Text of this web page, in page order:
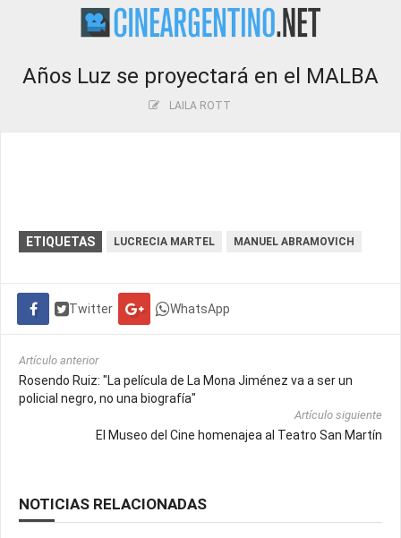
Años Luz se proyectará en el MALBA
LAILA ROTT
ETIQUETAS LUCRECIA MARTEL MANUEL ABRAMOVICH
Twitter WhatsApp
Artículo anterior
Rosendo Ruiz: "La película de La Mona Jiménez va a ser un
policial negro, no una biografía"
Artículo siguiente
El Museo del Cine homenajea al Teatro San Martín
NOTICIAS RELACIONADAS